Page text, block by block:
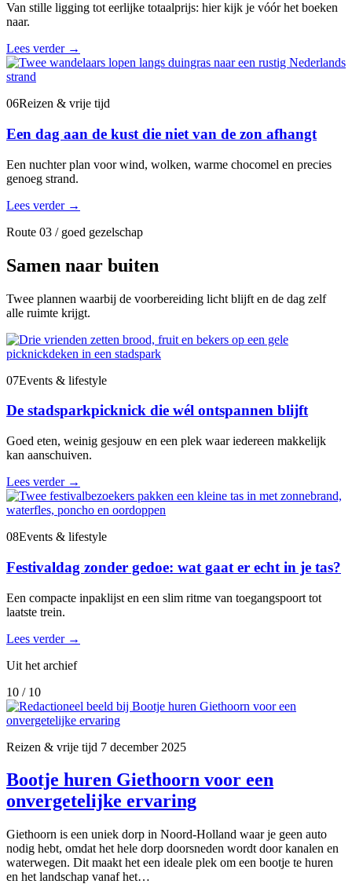
Van stille ligging tot eerlijke totaalprijs: hier kijk je vóór het boeken
naar.
Lees verder →
06Reizen & vrije tijd
Een dag aan de kust die niet van de zon afhangt
Een nuchter plan voor wind, wolken, warme chocomel en precies
genoeg strand.
Lees verder →
Route 03 / goed gezelschap
Samen naar buiten
Twee plannen waarbij de voorbereiding licht blijft en de dag zelf
alle ruimte krijgt.
07Events & lifestyle
De stadsparkpicknick die wél ontspannen blijft
Goed eten, weinig gesjouw en een plek waar iedereen makkelijk
kan aanschuiven.
Lees verder →
08Events & lifestyle
Festivaldag zonder gedoe: wat gaat er echt in je tas?
Een compacte inpaklijst en een slim ritme van toegangspoort tot
laatste trein.
Lees verder →
Uit het archief
10 / 10
Reizen & vrije tijd 7 december 2025
Bootje huren Giethoorn voor een
onvergetelijke ervaring
Giethoorn is een uniek dorp in Noord-Holland waar je geen auto
nodig hebt, omdat het hele dorp doorsneden wordt door kanalen en
waterwegen. Dit maakt het een ideale plek om een bootje te huren
en het landschap vanaf het…